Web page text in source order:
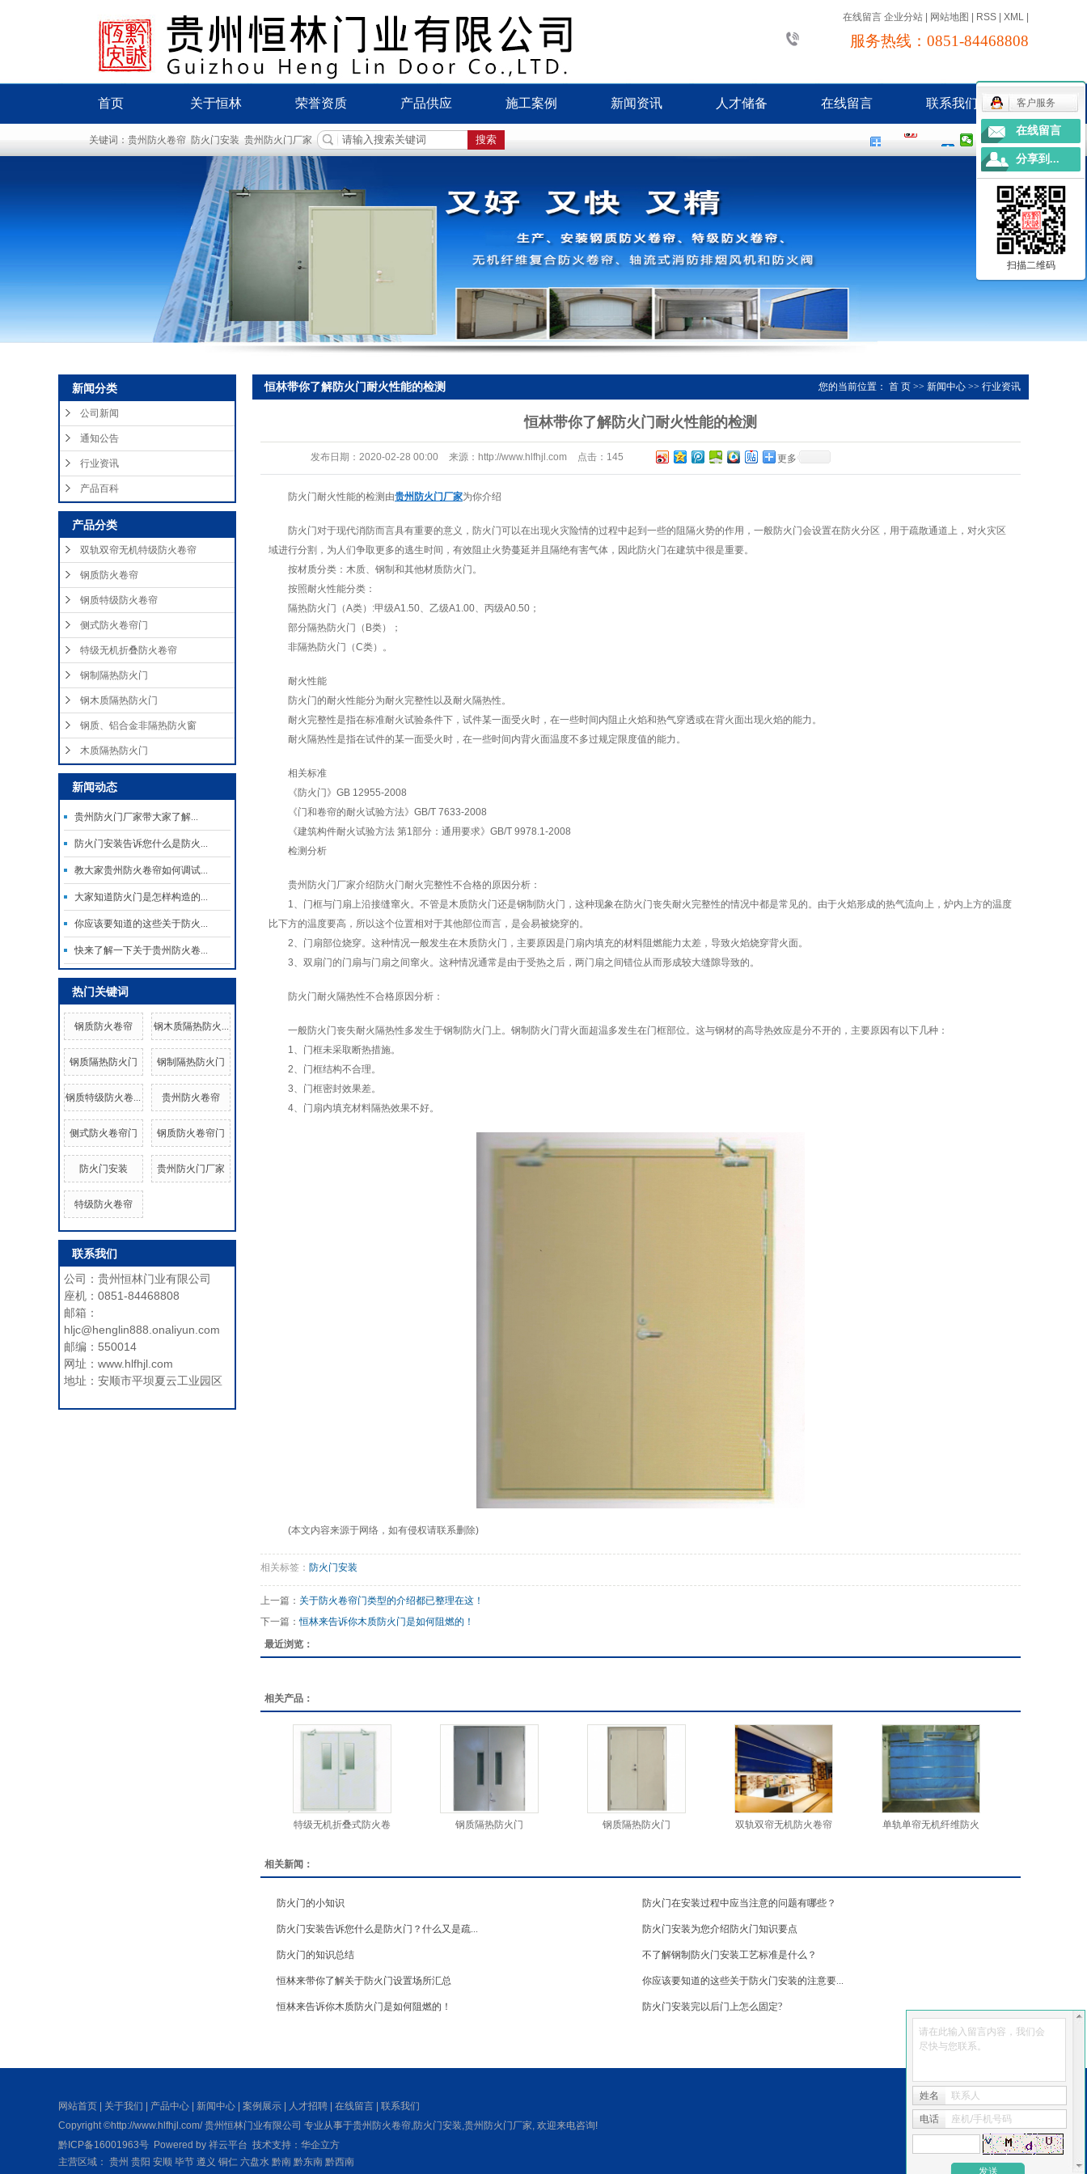
在线留言 企业分站 网站地图 RSS XML
服务热线：0851-84468808
首页 关于恒林
企业简介
恒林宣传册
企业文化
生产基地
组织架构
发展历程
团队建设
荣誉资质 产品供应
钢质特级防火卷帘
侧式防火卷帘门
特级无机折叠防火卷帘
钢制隔热防火门
钢木质隔热防火门
钢质、铝合金非隔热防火窗
木质隔热防火门
施工案例 新闻资讯
行业资讯
产品百科
人才储备 在线留言 联系我们
联系我们
地理位置
关键词： 贵州防火卷帘 防火门安装 贵州防火门厂家
新闻分类
公司新闻
通知公告
行业资讯
产品百科
产品分类
双轨双帘无机特级防火卷帘
钢质防火卷帘
钢质特级防火卷帘
侧式防火卷帘门
特级无机折叠防火卷帘
钢制隔热防火门
钢木质隔热防火门
钢质、铝合金非隔热防火窗
木质隔热防火门
新闻动态
贵州防火门厂家带大家了解​...
防火门安装告诉您什么是防火...
教大家贵州防火卷帘如何调试...
大家知道防火门是怎样构造的...
你应该要知道的这些关于防火...
快来了解一下关于贵州防火卷...
热门关键词
钢质防火卷帘 钢木质隔热防火...
钢质隔热防火门 钢制隔热防火门
钢质特级防火卷... 贵州防火卷帘
侧式防火卷帘门 钢质防火卷帘门
防火门安装 贵州防火门厂家
特级防火卷帘
联系我们
公司：贵州恒林门业有限公司
座机：0851-84468808
邮箱：
hljc@henglin888.onaliyun.com
邮编：550014
网址：www.hlfhjl.com
地址：安顺市平坝夏云工业园区
恒林带你了解防火门耐火性能的检测 您的当前位置： 首 页 >> 新闻中心 >> 行业资讯
恒林带你了解防火门耐火性能的检测
发布日期： 2020-02-28 00:00 来源： http://www.hlfhjl.com 点击： 145 更多
防火门耐火性能的检测由贵州防火门厂家为你介绍
防火门对于现代消防而言具有重要的意义，防火门可以在出现火灾险情的过程中起到一些的阻隔火势的作用，一般防火门会设置在防火分区，用于疏散通道上，对火灾区
域进行分割，为人们争取更多的逃生时间，有效阻止火势蔓延并且隔绝有害气体，因此防火门在建筑中很是重要。
按材质分类：木质、钢制和其他材质防火门。
按照耐火性能分类：
隔热防火门（A类）:甲级A1.50、乙级A1.00、丙级A0.50；
部分隔热防火门（B类）；
非隔热防火门（C类）。
耐火性能
防火门的耐火性能分为耐火完整性以及耐火隔热性。
耐火完整性是指在标准耐火试验条件下，试件某一面受火时，在一些时间内阻止火焰和热气穿透或在背火面出现火焰的能力。
耐火隔热性是指在试件的某一面受火时，在一些时间内背火面温度不多过规定限度值的能力。
相关标准
《防火门》GB 12955-2008
《门和卷帘的耐火试验方法》GB/T 7633-2008
《建筑构件耐火试验方法 第1部分：通用要求》GB/T 9978.1-2008
检测分析
贵州防火门厂家介绍防火门耐火完整性不合格的原因分析：
1、门框与门扇上沿接缝窜火。不管是木质防火门还是钢制防火门，这种现象在防火门丧失耐火完整性的情况中都是常见的。由于火焰形成的热气流向上，炉内上方的温度
比下方的温度要高，所以这个位置相对于其他部位而言，是会易被烧穿的。
2、门扇部位烧穿。这种情况一般发生在木质防火门，主要原因是门扇内填充的材料阻燃能力太差，导致火焰烧穿背火面。
3、双扇门的门扇与门扇之间窜火。这种情况通常是由于受热之后，两门扇之间错位从而形成较大缝隙导致的。
防火门耐火隔热性不合格原因分析：
一般防火门丧失耐火隔热性多发生于钢制防火门上。钢制防火门背火面超温多发生在门框部位。这与钢材的高导热效应是分不开的，主要原因有以下几种：
1、门框未采取断热措施。
2、门框结构不合理。
3、门框密封效果差。
4、门扇内填充材料隔热效果不好。
(本文内容来源于网络，如有侵权请联系删除)
相关标签： 防火门安装
上一篇： 关于防火卷帘门类型的介绍都已整理在这！
下一篇：恒林来告诉你木质防火门是如何阻燃的！
最近浏览：
相关产品：
特级无机折叠式防火卷 钢质隔热防火门 钢质隔热防火门 双轨双帘无机防火卷帘 单轨单帘无机纤维防火
相关新闻：
防火门的小知识 防火门在安装过程中应当注意的问题有哪些？
防火门安装告诉您什么是防火门？什么又是疏... 防火门安装为您介绍防火门知识要点
防火门的知识总结 不了解钢制防火门安装工艺标准是什么？
恒林来带你了解关于防火门设置场所汇总 你应该要知道的这些关于防火门安装的注意要...
恒林来告诉你木质防火门是如何阻燃的！ 防火门安装完以后门上怎么固定?
网站首页 关于我们 产品中心 新闻中心 案例展示 人才招聘 在线留言
联系我们
Copyright ©http://www.hlfhjl.com/ 贵州恒林门业有限公司 专业从事于贵州防火卷帘,防火门安装,贵州防火门厂家, 欢迎来电咨询!
黔ICP备16001963号 Powered by 祥云平台 技术支持： 华企立方
主营区域： 贵州 贵阳 安顺 毕节 遵义 铜仁 六盘水 黔南 黔东南 黔西南
客户服务
在线留言
分享到...
扫描二维码
请在此输入留言内容，我们会
尽快与您联系。
姓名 联系人
电话 座机/手机号码